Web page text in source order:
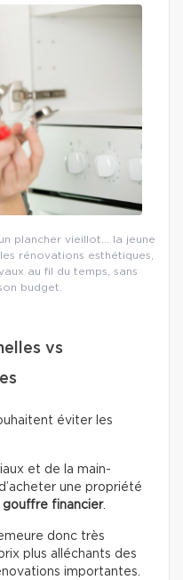
plancher vieillot… la jeune
rénovations esthétiques,
au fil du temps, sans
budget.
vs
éviter les
et de la main-
une propriété
gouffre financier.
donc très
plus alléchants des
importantes.